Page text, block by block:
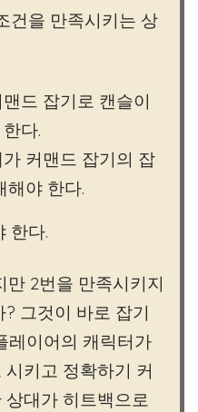
건을 만족시키는 상
드 잡기로 캔슬이
다.
커맨드 잡기의 잡
해야 한다.
한다.
만 2번을 만족시키지
그것이 바로 잡기
레이어의 캐릭터가
키고 정확하기 커
대가 히트백으로